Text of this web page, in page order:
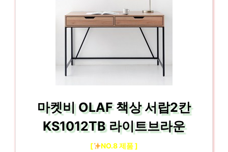
마켓비 OLAF 책상 서랍2칸
KS1012TB 라이트브라운
[ NO.8 제품 ]